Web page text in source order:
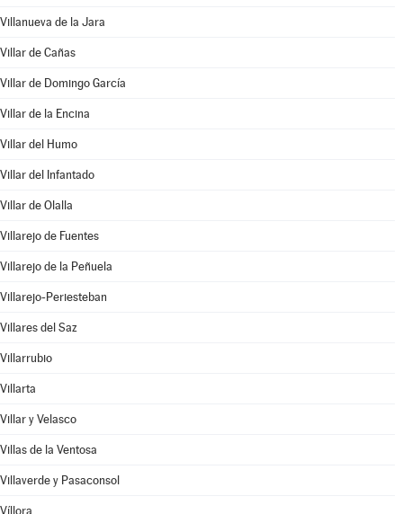
Villanueva de la Jara
Villar de Cañas
Villar de Domingo García
Villar de la Encina
Villar del Humo
Villar del Infantado
Villar de Olalla
Villarejo de Fuentes
Villarejo de la Peñuela
Villarejo-Periesteban
Villares del Saz
Villarrubio
Villarta
Villar y Velasco
Villas de la Ventosa
Villaverde y Pasaconsol
Víllora